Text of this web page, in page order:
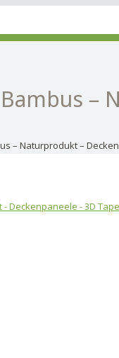
–
– Naturprodukt –